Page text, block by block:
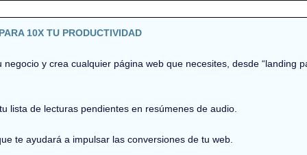
10X TU PRODUCTIVIDAD
negocio y crea cualquier página web que necesites, desde “landing
lista de lecturas pendientes en resúmenes de audio.
te ayudará a impulsar las conversiones de tu web.